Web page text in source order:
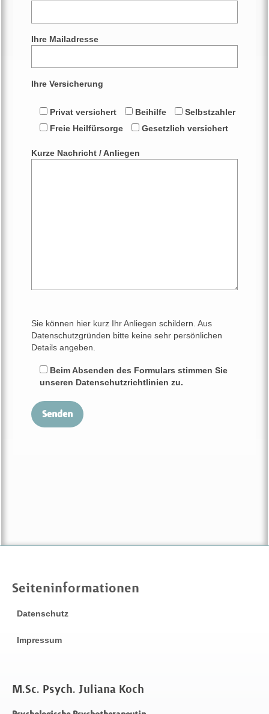
Ihre Mailadresse
Ihre Versicherung
Privat versichert Beihilfe
Selbstzahler
Freie Heilfürsorge
Gesetzlich versichert
Kurze Nachricht / Anliegen
Sie können hier kurz Ihr Anliegen schildern. Aus
Datenschutzgründen bitte keine sehr persönlichen
Details angeben.
Beim Absenden des Formulars stimmen Sie
unseren Datenschutzrichtlinien zu.
Seiteninformationen
Datenschutz
Impressum
M.Sc. Psych. Juliana Koch